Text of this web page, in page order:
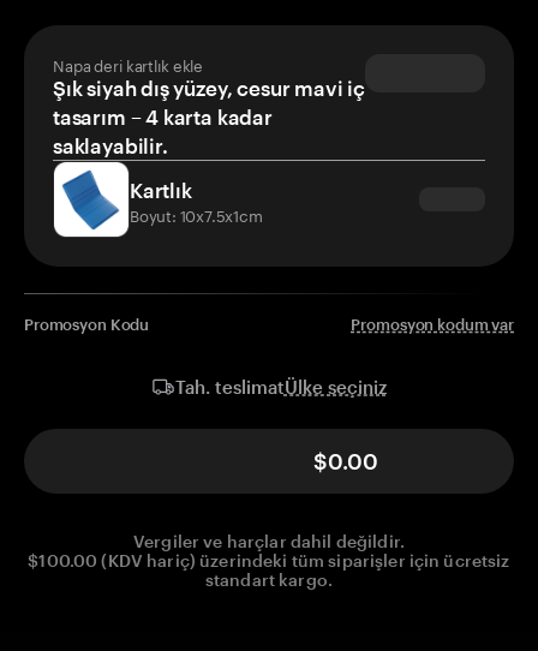
Napa deri kartlık ekle
Şık siyah dış yüzey, cesur mavi iç
tasarım – 4 karta kadar
saklayabilir.
Kartlık
Boyut: 10x7.5x1cm
Promosyon Kodu Promosyon kodum var
Tah. teslimatÜlke seçiniz
$0.00
Vergiler ve harçlar dahil değildir.
$100.00 (KDV hariç) üzerindeki tüm siparişler için ücretsiz
standart kargo.